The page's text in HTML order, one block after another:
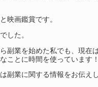
映画鑑賞です。
した。
副業を始めた私でも、現在
ことに時間を使っています！
副業に関する情報をお伝え